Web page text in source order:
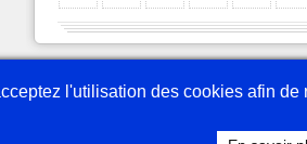
l'utilisation des cookies afin